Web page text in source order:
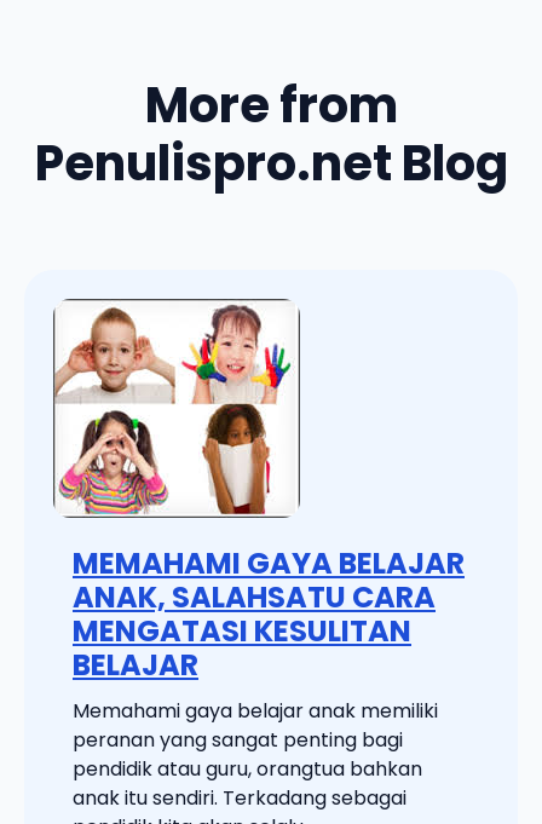
More from
Penulispro.net Blog
MEMAHAMI GAYA BELAJAR
ANAK, SALAHSATU CARA
MENGATASI KESULITAN
BELAJAR
Memahami gaya belajar anak memiliki
peranan yang sangat penting bagi
pendidik atau guru, orangtua bahkan
anak itu sendiri. Terkadang sebagai